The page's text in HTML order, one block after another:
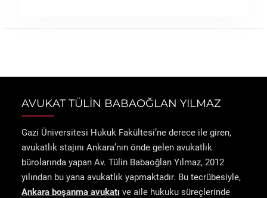
AVUKAT TÜLİN BABAOĞLAN YILMAZ
Gazi Üniversitesi Hukuk Fakültesi’ne derece ile giren,
avukatlık stajını Ankara’nın önde gelen avukatlık
bürolarında yapan Av. Tülin Babaoğlan Yılmaz, 2012
yılından bu yana avukatlık yapmaktadır. Bu tecrübesiyle,
Ankara boşanma avukatı ve aile hukuku süreçlerinde